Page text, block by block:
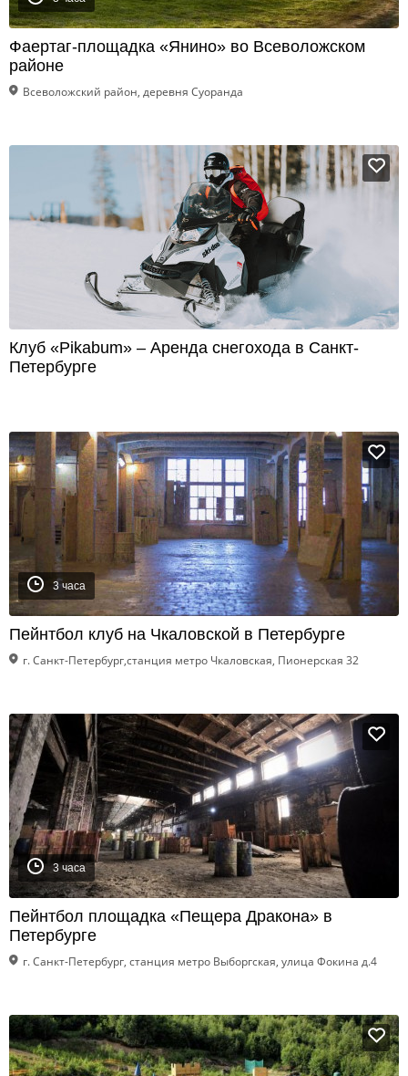
Фаертаг-площадка «Янино» во Всеволожском
районе
Всеволожский район, деревня Суоранда
Клуб «Pikabum» – Аренда снегохода в Санкт-
Петербурге
3 часа
Пейнтбол клуб на Чкаловской в Петербурге
г. Санкт-Петербург,станция метро Чкаловская, Пионерская 32
3 часа
Пейнтбол площадка «Пещера Дракона» в
Петербурге
г. Санкт-Петербург, станция метро Выборгская, улица Фокина д.4